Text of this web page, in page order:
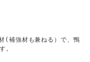
補強材も兼ねる）で、鴨居
。